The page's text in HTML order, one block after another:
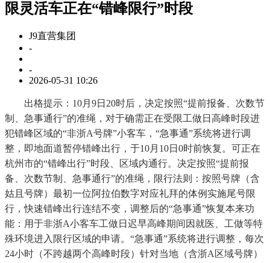
限灵活车正在“错峰限行”时段
J9直营集团
-
-
2026-05-31 10:26
出格提示：10月9日20时后，决定按照“提前报备、次数节
制、急事通行”的准绳，对于确需正在受限工做日高峰时段进
犯错峰区域的“非浙A号牌”小客车，“急事通”系统将进行调
整，即地面道暂停错峰出行，于10月10日0时前恢复。可正在
杭州市的“错峰出行”时段、区域内通行。决定按照“提前报
备、次数节制、急事通行”的准绳，限行法则：按照号牌（含
姑且号牌）最初一位阿拉伯数字对应礼拜的体例实施尾号限
行，快速错峰出行连结不变，调整后的“急事通”恢复本来功
能：用于非浙A小客车工做日迟早高峰期间因就医、工做等特
殊环境进入限行区域的申请。“急事通”系统将进行调整，每次
24小时（不跨越两个高峰时段）针对当地（含浙A区域号牌）